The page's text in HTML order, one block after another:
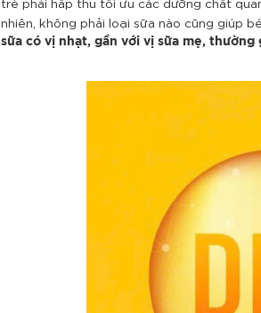
nhiên, không phải loại sữa nào cũng giúp
sữa có vị nhạt, gần với vị sữa mẹ,